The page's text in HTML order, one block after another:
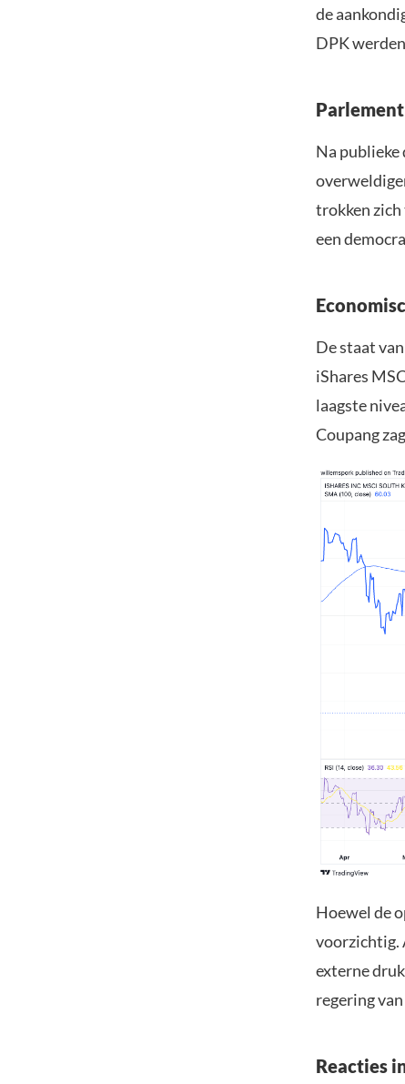
de
DPK
Na
trokken zich
een
De staat
iShares
laagste
Coupang
Hoewel de
voorzichtig.
externe
regering
Reacties